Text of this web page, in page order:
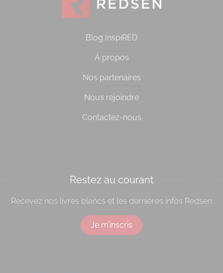
Blog InspiRED
À propos
Nos partenaires
Nous rejoindre
Contactez-nous
Restez au courant
Recevez nos livres blancs et les dernières infos Redsen
Je m’inscris